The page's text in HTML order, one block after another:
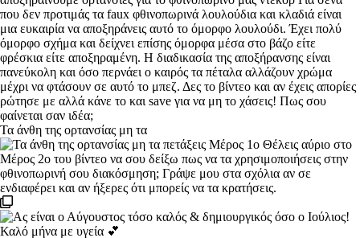
Τα άνθη της ορτανσίας μη τα